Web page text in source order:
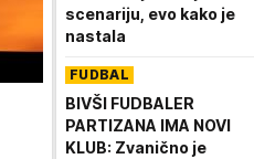
scenariju, evo kako je
nastala
FUDBAL
BIVŠI FUDBALER
PARTIZANA IMA NOVI
KLUB: Zvanično je